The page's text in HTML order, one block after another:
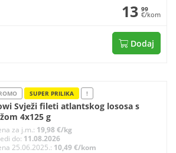
13 99
€/kom
Dodaj
SUPER PRILIKA !
Svježi fileti atlantskog lososa s
4x125 g
za j.m.: 19,98 €/kg
do: 11.08.2026
25.06.2025.: 10,49 €/kom